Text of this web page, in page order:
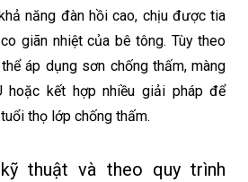
năng đàn hồi cao, chịu được tia
giãn nhiệt của bê tông. Tùy theo
áp dụng sơn chống thấm, màng
hoặc kết hợp nhiều giải pháp để
thọ lớp chống thấm.
thuật và theo quy trình